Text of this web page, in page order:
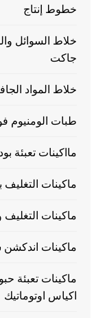
خطوط إنتاج
خلاط السوائل
جاكت
خلاط المواد
طبات الومنيوم
مااكينات تعبئة
ماكينات التغليف
ماكينات التغليف
ماكينات اندكشن
ماكينات تعبئة
اكياس اوتوماتيك